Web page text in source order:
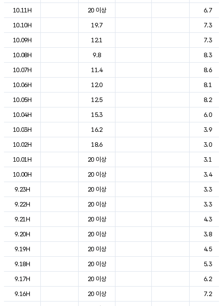
10.11H
20 이상
6.7
10.10H
19.7
7.3
10.09H
12.1
7.3
10.08H
9.8
8.3
10.07H
11.4
8.6
10.06H
12.0
8.1
10.05H
12.5
8.2
10.04H
15.3
6.0
10.03H
16.2
3.9
10.02H
18.6
3.0
10.01H
20 이상
3.1
10.00H
20 이상
3.4
9.23H
20 이상
3.3
9.22H
20 이상
3.3
9.21H
20 이상
4.3
9.20H
20 이상
3.8
9.19H
20 이상
4.5
9.18H
20 이상
5.3
9.17H
20 이상
6.2
9.16H
20 이상
7.2